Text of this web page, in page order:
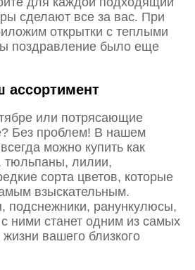
сделают все за вас. При
открытки с теплыми
поздравление было еще
ассортимент
или потрясающие
Без проблем! В нашем
можно купить как
тюльпаны, лилии,
сорта цветов, которые
взыскательным.
подснежники, ранункулюсы,
ними станет одним из самых
вашего близкого